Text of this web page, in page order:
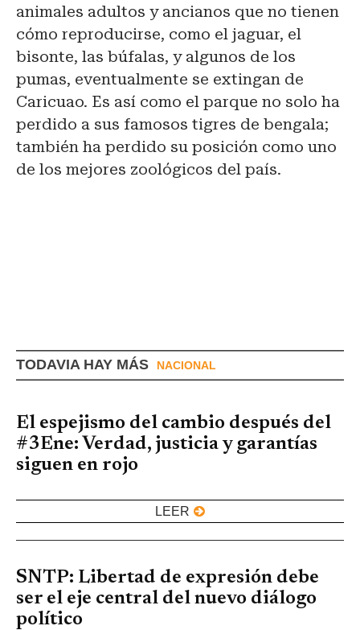
animales adultos y ancianos que no tienen
cómo reproducirse, como el jaguar, el
bisonte, las búfalas, y algunos de los
pumas, eventualmente se extingan de
Caricuao. Es así como el parque no solo ha
perdido a sus famosos tigres de bengala;
también ha perdido su posición como uno
de los mejores zoológicos del país.
TODAVIA HAY MÁS NACIONAL
El espejismo del cambio después del
#3Ene: Verdad, justicia y garantías
siguen en rojo
LEER
SNTP: Libertad de expresión debe
ser el eje central del nuevo diálogo
político